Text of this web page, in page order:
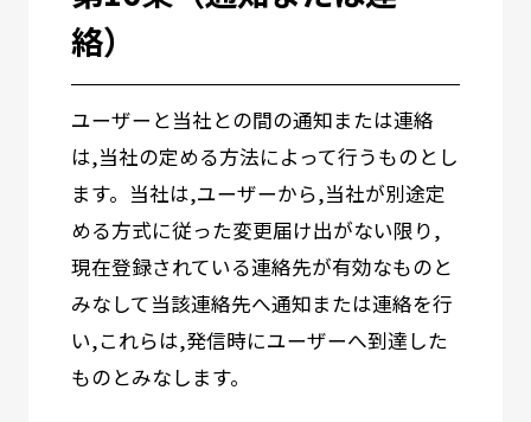
絡）
ユーザーと当社との間の通知または連絡
は,当社の定める方法によって行うものとし
ます。当社は,ユーザーから,当社が別途定
める方式に従った変更届け出がない限り,
現在登録されている連絡先が有効なものと
みなして当該連絡先へ通知または連絡を行
い,これらは,発信時にユーザーへ到達した
ものとみなします。